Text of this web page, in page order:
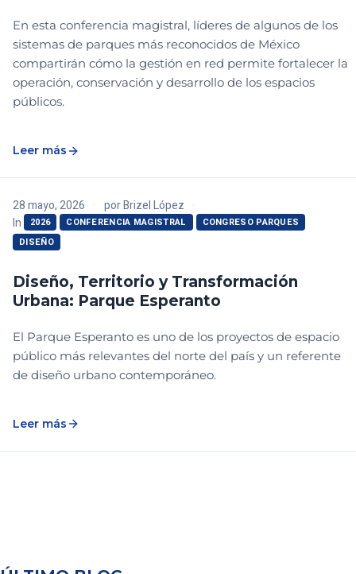
En esta conferencia magistral, líderes de algunos de los
sistemas de parques más reconocidos de México
compartirán cómo la gestión en red permite fortalecer la
operación, conservación y desarrollo de los espacios
públicos.
Leer más
28 mayo, 2026 porBrizel López
In
2026 CONFERENCIA MAGISTRAL
CONGRESO PARQUES
DISEÑO
Diseño, Territorio y Transformación
Urbana: Parque Esperanto
El Parque Esperanto es uno de los proyectos de espacio
público más relevantes del norte del país y un referente
de diseño urbano contemporáneo.
Leer más